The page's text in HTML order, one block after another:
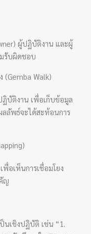
ผู้ปฏิบัติงาน และผู้
รับผิดชอบ
(Gemba Walk)
บัติงาน เพื่อเก็บข้อมูล
ลัพธ์จะได้สะท้อนการ
อเห็นการเชื่อมโยง
ญ
นเชิงปฏิบัติ เช่น “1.